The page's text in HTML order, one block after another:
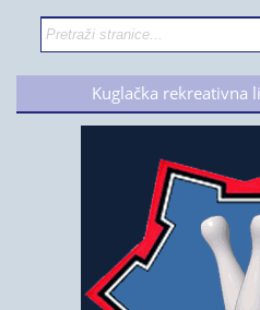
Kuglačka rekreativna